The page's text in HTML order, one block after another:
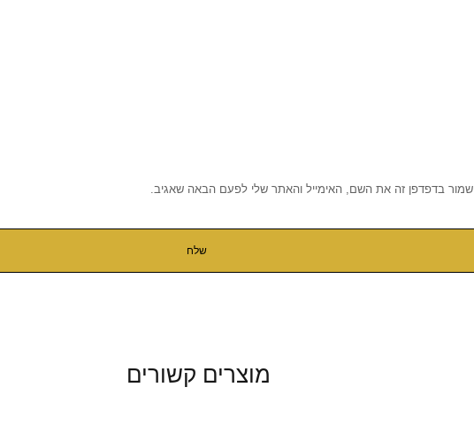
שמור בדפדפן זה את השם, האימייל והאתר שלי לפעם הבאה שאגיב.
מוצרים קשורים